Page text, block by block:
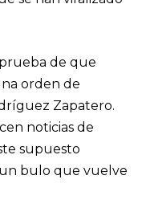
de que
orden de
Zapatero.
noticias de
supuesto
bulo que vuelve